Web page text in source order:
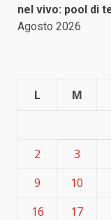
nel vivo: pool di
Agosto 2026
L M
2
3
9
10
16
17